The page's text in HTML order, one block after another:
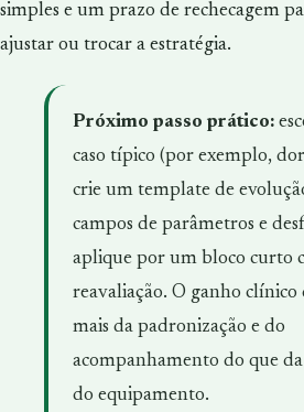
simples e um prazo de rechecagem
ajustar ou trocar a estratégia.
Próximo passo prático:
caso típico (por exemplo,
crie um template de
campos de parâmetros e
aplique por um bloco curto
reavaliação. O ganho clínico
mais da padronização e do
acompanhamento do que da
do equipamento.